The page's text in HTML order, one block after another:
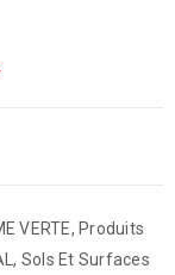
VERTE, Produits
, Sols Et Surfaces